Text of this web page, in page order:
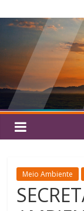
para
conteúdo
Silva
Meio Ambiente